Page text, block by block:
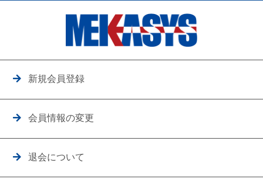
新規会員登録
会員情報の変更
退会について